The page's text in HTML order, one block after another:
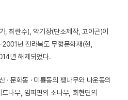
, 최란수), 악기장(단소제작, 고이곤)이
년 전라북도 무형문화재(현,
년 해제되었다.
· 문화동 · 미륭동의 팽나무와 나운동의
나무, 임피면의 소나무, 회현면의